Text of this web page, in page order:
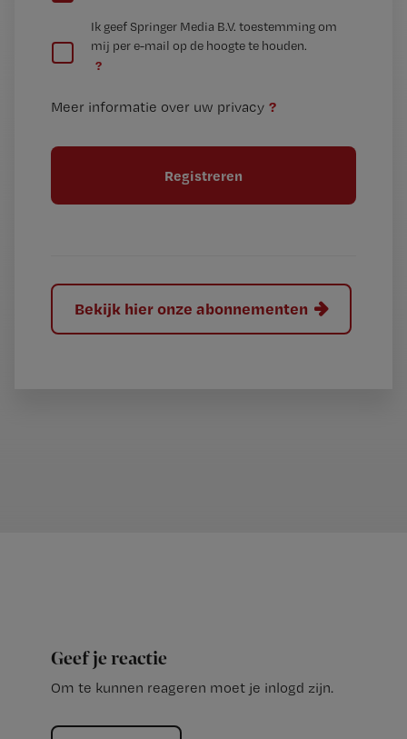
e
t
e
t
l
Ik geef Springer Media B.V. toestemming om
mij per e-mail op de hoogte te houden.
?
Meer informatie over uw privacy ?
Bekijk hier onze abonnementen
Geef je reactie
Om te kunnen reageren moet je inlogd zijn.